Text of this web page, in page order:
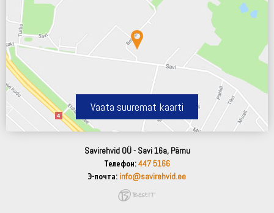
Vaata suuremat kaarti
Savirehvid OÜ - Savi 16a, Pärnu
Телефон:447 5166
Э-почта: info@savirehvid.ee